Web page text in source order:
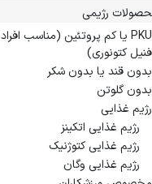
رژیمی
PKU یا کم پروتئین (مناسب افراد
فنیل کتونوری)
بدون قند یا بدون شکر
بدون گلوتن
رژیم غذایی
رژیم غذایی اتکینز
رژیم غذایی کتوژنیک
رژیم غذایی وگان